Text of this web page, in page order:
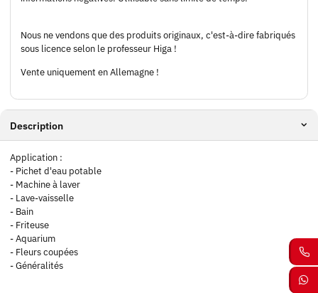
Nous ne vendons que des produits originaux, c'est-à-dire fabriqués
sous licence selon le professeur Higa !
Vente uniquement en Allemagne !
Description
Application :
- Pichet d'eau potable
- Machine à laver
- Lave-vaisselle
- Bain
- Friteuse
- Aquarium
- Fleurs coupées
- Généralités